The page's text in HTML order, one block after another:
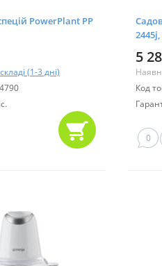
PowerPlant PP
(1-3 дні)
5
Код
0